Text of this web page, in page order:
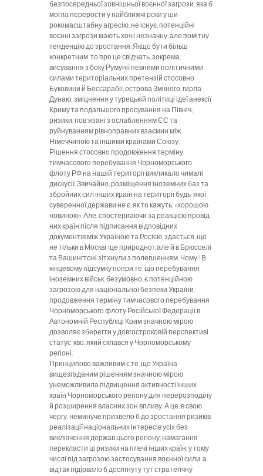
безпосередньої зовнішньої воєнної загрози, яка б
могла перерости у найближчі роки у ши­
рокомасштабну агресію, не існує, потенційні
воєнні загрози мають хоч і незначну, але помітну
тенден­цію до зростання. Якщо бути більш
конкретним, то про це свідчать, зокрема,
висування з боку Румунії певними політичними
силами те­риторіальних претензій стосовно
Буковини й Бессарабії, острова Зміїного, гирла
Дунаю; зміцнення у турецькій політиці ідеї анексії
Кри­му та подальшого просування на Північ;
ризики, пов'язані з ослаб­ленням ЄС та
руйнуванням рівно­правних взаємин між
Німеччиною та іншими країнами Союзу.
Рішення стосовно продовження терміну
тимчасового перебування Чорноморського
флоту РФ на на­шій території викликало чималі
дискусії. Звичайно, розміщення іноземних баз та
збройних сил ін­ших країн на території будь-якої
суверенної держави не є, як то ка­жуть, «хорошою
новиною». Але, спостерігаючи за реакцією провід­
них країн після підписання відпо­відних
документів між Україною та Росією, здається, що
не тільки в Москві (це природно), але й в Брюсселі
та Вашингтоні зітхнули з полегшенням. Чому? В
кінцевому підсумку попри те, що перебуван­ня
іноземних військ, безумовно, є потенційною
загрозою для націо­нальної безпеки України,
продов­ження терміну тимчасового пере­бування
Чорноморського флоту Російської Федерації в
Автономній Республіці Крим значною мірою
дозволяє зберегти у довгостроко­вій перспективі
статус-кво, який склався у Чорноморському
регіоні.
Принципово важ­ливим є те, що Україна
вищезгада­ним рішенням значною мірою
унеможливила підвищення актив­ності інших
країн Чорноморсько­го регіону для перерозподілу
й розширення власних зон впливу. А це, в свою
чергу, неминуче приз­вело б до зростання ризиків
реалі­зації національних інтересів усіх без
виключення держав цього регі­ону, намагання
перекласти ці ри­зики на плечі інших країн, у тому
числі під загрозою застосування воєнної сили, а
відтак підірвало б досягнуту тут стратегічну